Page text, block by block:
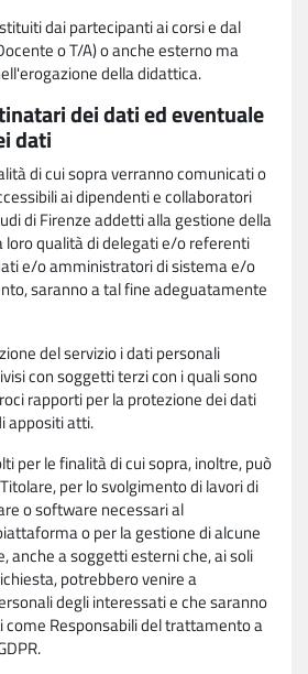
dai partecipanti ai corsi e dal
o T/A) o anche esterno ma
della didattica.
dei dati ed eventuale
dati
di cui sopra verranno comunicati o
ai dipendenti e collaboratori
di Firenze addetti alla gestione della
loro qualità di delegati e/o referenti
e/o amministratori di sistema e/o
saranno a tal fine adeguatamente
del servizio i dati personali
con soggetti terzi con i quali sono
rapporti per la protezione dei dati
appositi atti.
per le finalità di cui sopra, inoltre, può
per lo svolgimento di lavori di
o software necessari al
o per la gestione di alcune
anche a soggetti esterni che, ai soli
potrebbero venire a
degli interessati e che saranno
Responsabili del trattamento a